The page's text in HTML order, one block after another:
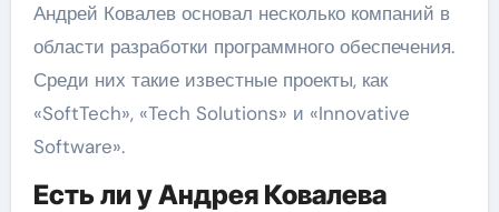
Андрей Ковалев основал несколько компаний в
области разработки программного обеспечения.
Среди них такие известные проекты, как
«SoftTech», «Tech Solutions» и «Innovative
Software».
Есть ли у Андрея Ковалева